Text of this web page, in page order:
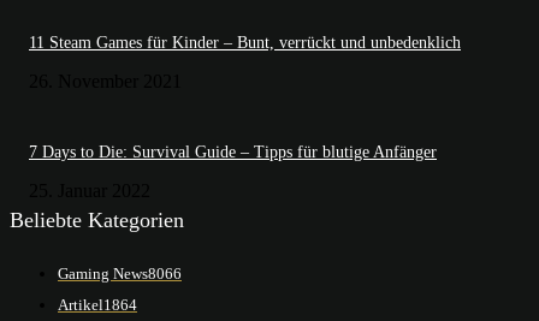
11 Steam Games für Kinder – Bunt, verrückt und unbedenklich
7 Days to Die: Survival Guide – Tipps für blutige Anfänger
Beliebte Kategorien
Gaming News8066
Artikel1864